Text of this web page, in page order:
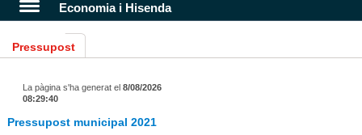
Economia i Hisenda
Pressupost
La pàgina s'ha generat el 8/08/2026
08:29:40
Pressupost municipal 2021